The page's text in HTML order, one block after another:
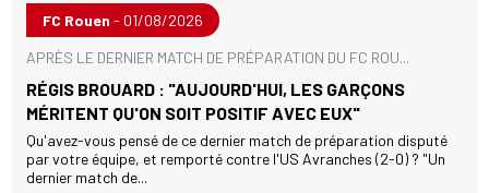
FC Rouen - 01/08/2026
APRÈS LE DERNIER MATCH DE PRÉPARATION DU FC ROU...
RÉGIS BROUARD : "AUJOURD'HUI, LES GARÇONS
MÉRITENT QU'ON SOIT POSITIF AVEC EUX"
Qu'avez-vous pensé de ce dernier match de préparation disputé
par votre équipe, et remporté contre l'US Avranches (2-0) ? "Un
dernier match de...